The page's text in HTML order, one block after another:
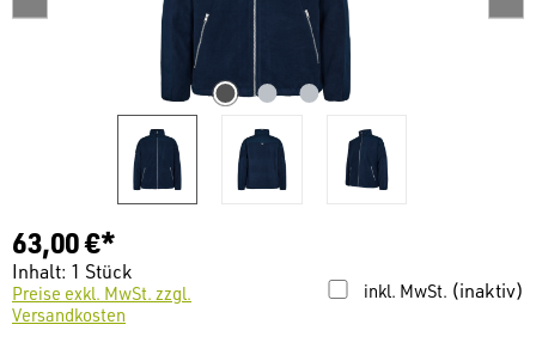
63,00 €*
Inhalt: 1 Stück
inkl. MwSt. (inaktiv)
Preise exkl. MwSt. zzgl.
Versandkosten